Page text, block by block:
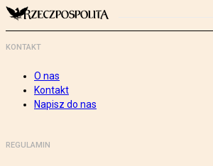
KONTAKT
O nas
Kontakt
Napisz do nas
REGULAMIN